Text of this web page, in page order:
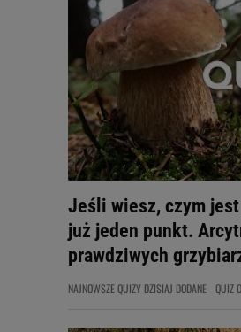
Jeśli wiesz, czym
już jeden punkt.
prawdziwych
NAJNOWSZE QUIZY DZISIAJ DODANE QUIZ